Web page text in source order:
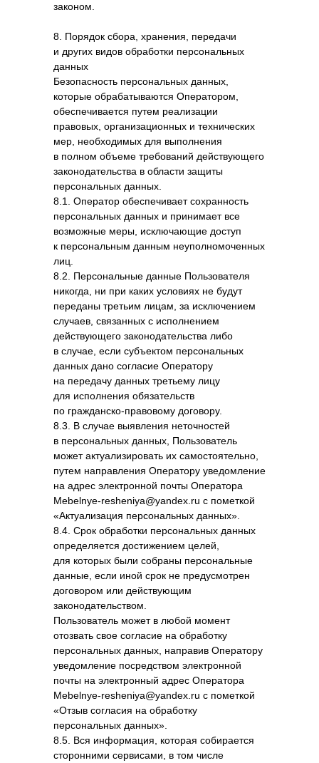
законом.
8. Порядок сбора, хранения, передачи
и других видов обработки персональных
данных
Безопасность персональных данных,
которые обрабатываются Оператором,
обеспечивается путем реализации
правовых, организационных и технических
мер, необходимых для выполнения
в полном объеме требований действующего
законодательства в области защиты
персональных данных.
8.1. Оператор обеспечивает сохранность
персональных данных и принимает все
возможные меры, исключающие доступ
к персональным данным неуполномоченных
лиц.
8.2. Персональные данные Пользователя
никогда, ни при каких условиях не будут
переданы третьим лицам, за исключением
случаев, связанных с исполнением
действующего законодательства либо
в случае, если субъектом персональных
данных дано согласие Оператору
на передачу данных третьему лицу
для исполнения обязательств
по гражданско-правовому договору.
8.3. В случае выявления неточностей
в персональных данных, Пользователь
может актуализировать их самостоятельно,
путем направления Оператору уведомление
на адрес электронной почты Оператора
Mebelnye-resheniya@yandex.ru с пометкой
«Актуализация персональных данных».
8.4. Срок обработки персональных данных
определяется достижением целей,
для которых были собраны персональные
данные, если иной срок не предусмотрен
договором или действующим
законодательством.
Пользователь может в любой момент
отозвать свое согласие на обработку
персональных данных, направив Оператору
уведомление посредством электронной
почты на электронный адрес Оператора
Mebelnye-resheniya@yandex.ru с пометкой
«Отзыв согласия на обработку
персональных данных».
8.5. Вся информация, которая собирается
сторонними сервисами, в том числе